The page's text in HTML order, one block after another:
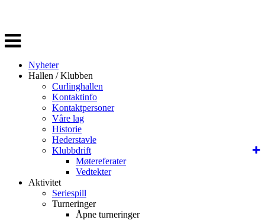
Veksle
navigasjon
Nyheter
Hallen / Klubben
Curlinghallen
Kontaktinfo
Kontaktpersoner
Våre lag
Historie
Hederstavle
Klubbdrift
Møtereferater
Vedtekter
Aktivitet
Seriespill
Turneringer
Åpne turneringer